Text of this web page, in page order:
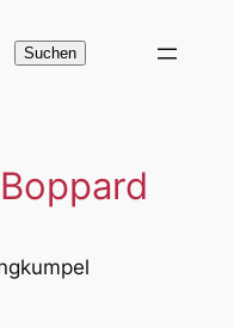
Suchen
Suchen